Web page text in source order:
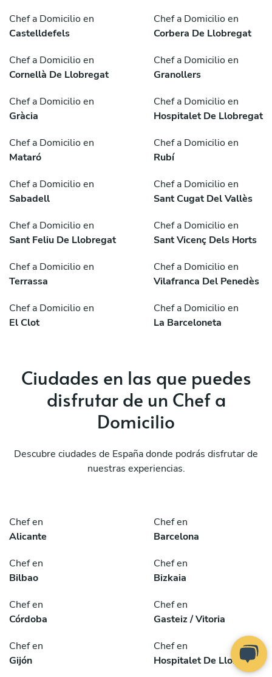
Chef a Domicilio en
Castelldefels
Chef a Domicilio en
Corbera De Llobregat
Chef a Domicilio en
Cornellà De Llobregat
Chef a Domicilio en
Granollers
Chef a Domicilio en
Gràcia
Chef a Domicilio en
Hospitalet De Llobregat
Chef a Domicilio en
Mataró
Chef a Domicilio en
Rubí
Chef a Domicilio en
Sabadell
Chef a Domicilio en
Sant Cugat Del Vallès
Chef a Domicilio en
Sant Feliu De Llobregat
Chef a Domicilio en
Sant Vicenç Dels Horts
Chef a Domicilio en
Terrassa
Chef a Domicilio en
Vilafranca Del Penedès
Chef a Domicilio en
El Clot
Chef a Domicilio en
La Barceloneta
Ciudades en las que puedes
disfrutar de un Chef a
Domicilio
Descubre ciudades de España donde podrás disfrutar de
nuestras experiencias.
Chef en
Alicante
Chef en
Barcelona
Chef en
Bilbao
Chef en
Bizkaia
Chef en
Córdoba
Chef en
Gasteiz / Vitoria
Chef en
Gijón
Chef en
Hospitalet De Llobregat